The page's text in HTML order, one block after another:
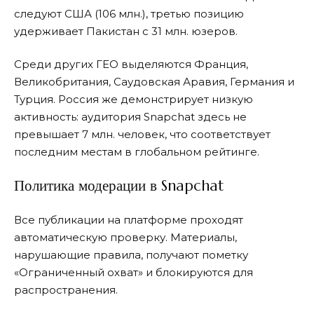
следуют США (106 млн.), третью позицию
удерживает Пакистан с 31 млн. юзеров.
Среди других ГЕО выделяются Франция,
Великобритания, Саудовская Аравия, Германия и
Турция. Россия же демонстрирует низкую
активность: аудитория Snapchat здесь не
превышает 7 млн. человек, что соответствует
последним местам в глобальном рейтинге.
Политика модерации в Snapchat
Все публикации на платформе проходят
автоматическую проверку. Материалы,
нарушающие правила, получают пометку
«Ограниченный охват» и блокируются для
распространения.